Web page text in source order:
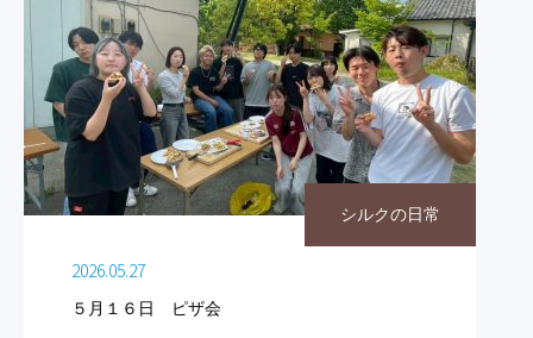
シルクの日常
2026.05.27
５月１６日 ピザ会